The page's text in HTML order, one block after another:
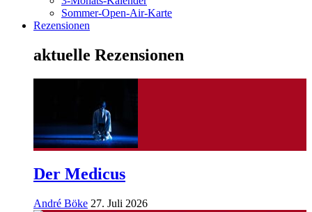
Sommer-Open-Air-Karte
Rezensionen
aktuelle Rezensionen
Der Medicus
André Böke 27. Juli 2026